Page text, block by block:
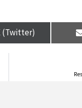
(Twitter)